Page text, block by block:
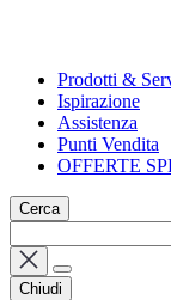
Prodotti &
Ispirazione
Assistenza
Punti Vendita
OFFERTE
Cerca
Chiudi